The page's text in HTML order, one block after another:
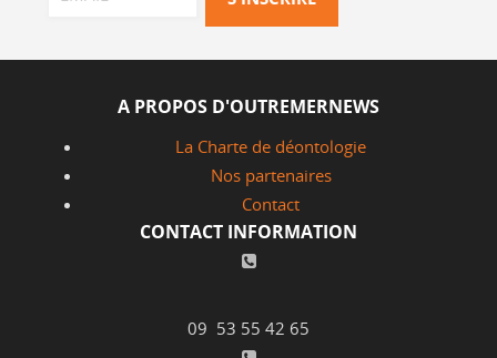
A PROPOS D'OUTREMERNEWS
La Charte de déontologie
Nos partenaires
Contact
CONTACT INFORMATION
09 53 55 42 65